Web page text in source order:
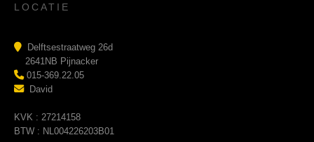
LOCATIE
Delftsestraatweg 26d
2641NB Pijnacker
015-369.22.05
David
KVK : 27214158
BTW : NL004226203B01